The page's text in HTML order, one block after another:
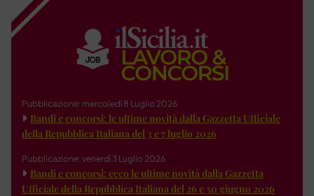
Pubblicazione: mercoledì 8 Luglio 2026
Bandi e concorsi: le ultime novità dalla Gazzetta Ufficiale
della Repubblica Italiana del 3 e 7 luglio 2026
Pubblicazione: venerdì 3 Luglio 2026
Bandi e concorsi: ecco le ultime novità dalla Gazzetta
Ufficiale della Repubblica Italiana del 26 e 30 giugno 2026